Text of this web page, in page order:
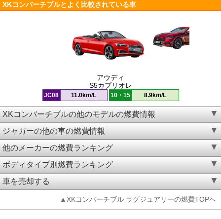
XKコンバーチブルとよく比較されている車
アウディ
S5カブリオレ
JC08 11.0km/L 10・15 8.9km/L
XKコンバーチブルの他のモデルの燃費情報
ジャガーの他の車の燃費情報
他のメーカーの燃費ランキング
ボディタイプ別燃費ランキング
車を売却する
▲XKコンバーチブル ラグジュアリーの燃費TOPへ